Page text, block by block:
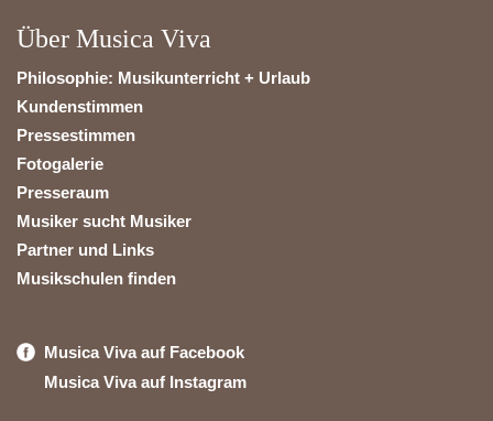
Über Musica Viva
Philosophie: Musikunterricht + Urlaub
Kundenstimmen
Pressestimmen
Fotogalerie
Presseraum
Musiker sucht Musiker
Partner und Links
Musikschulen finden
Musica Viva auf Facebook
Musica Viva auf Instagram